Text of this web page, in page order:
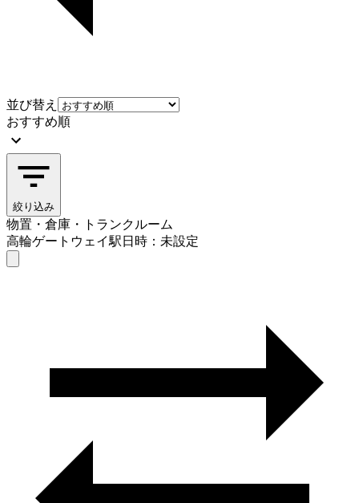
並び替え
おすすめ順
絞り込み
物置・倉庫・トランクルーム
高輪ゲートウェイ駅日時：未設定